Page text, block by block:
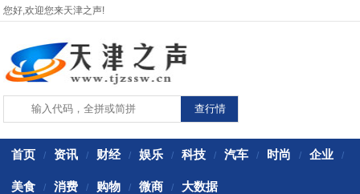
您好,欢迎您来天津之声!
首页 / 资讯 / 财经 / 娱乐 / 科技 / 汽车 / 时尚 / 企业 /
美食 / 消费 / 购物 / 微商 / 大数据